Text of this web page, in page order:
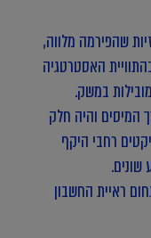
שהפירמה מלווה,
האסטרטגיה
במשק.
המיסים והיה חלק
רחבי היקף
שונים.
ראיית החשבון